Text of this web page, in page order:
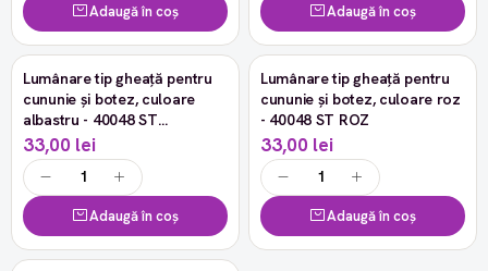
Adaugă în coș Adaugă în coș
Lumânare tip gheață pentru
cununie și botez, culoare
albastru - 40048 ST
ALBASTRU
33,00 lei
Adaugă în coș
Lumânare tip gheață pentru
cununie și botez, culoare roz
- 40048 ST ROZ
33,00 lei
Adaugă în coș